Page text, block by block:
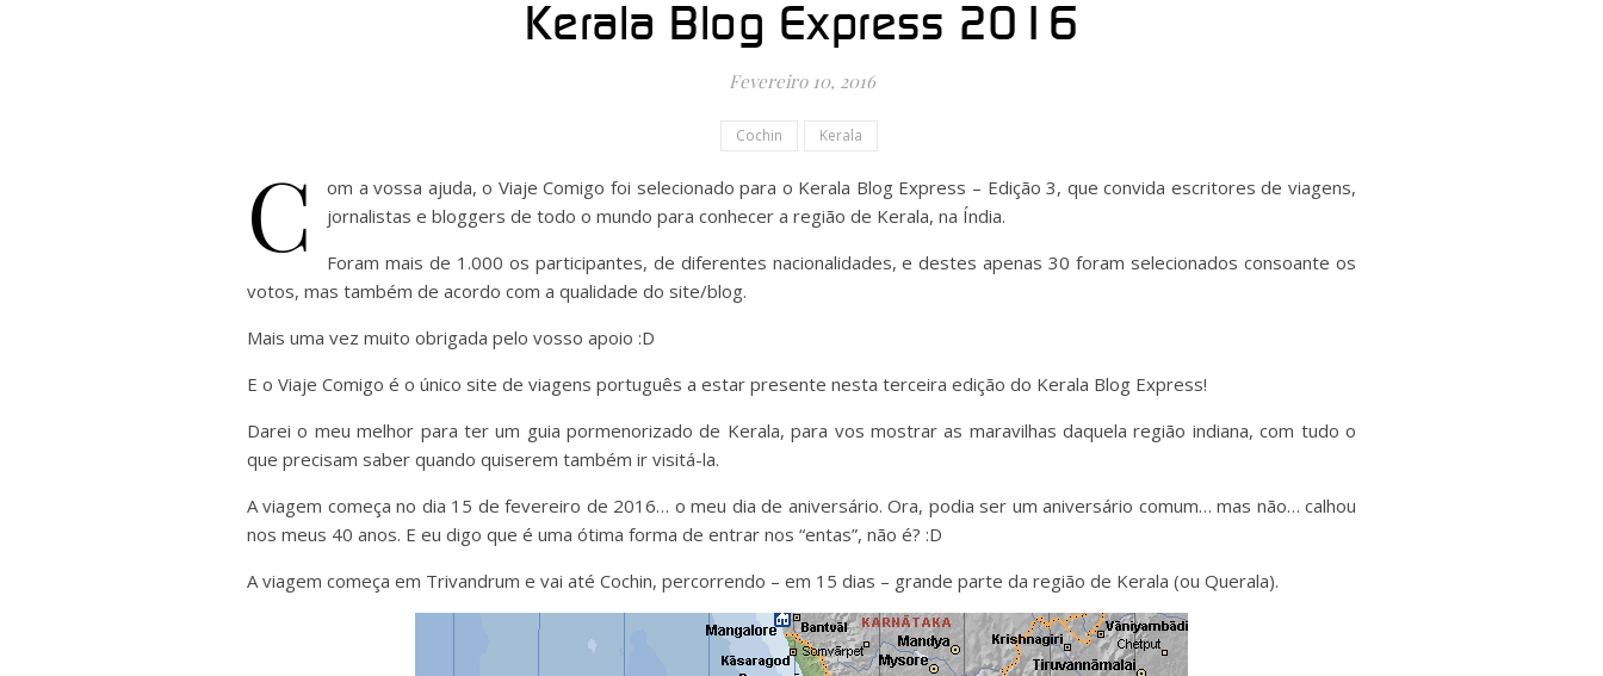
Kerala Blog Express 2016
Fevereiro 10, 2016
Cochin Kerala
C
om a vossa ajuda, o Viaje Comigo foi selecionado para o Kerala Blog Express – Edição 3, que convida escritores de viagens,
jornalistas e bloggers de todo o mundo para conhecer a região de Kerala, na Índia.
Foram mais de 1.000 os participantes, de diferentes nacionalidades, e destes apenas 30 foram selecionados consoante os
votos, mas também de acordo com a qualidade do site/blog.
Mais uma vez muito obrigada pelo vosso apoio :D
E o Viaje Comigo é o único site de viagens português a estar presente nesta terceira edição do Kerala Blog Express!
Darei o meu melhor para ter um guia pormenorizado de Kerala, para vos mostrar as maravilhas daquela região indiana, com tudo o
que precisam saber quando quiserem também ir visitá-la.
A viagem começa no dia 15 de fevereiro de 2016… o meu dia de aniversário. Ora, podia ser um aniversário comum… mas não… calhou
nos meus 40 anos. E eu digo que é uma ótima forma de entrar nos “entas”, não é? :D
A viagem começa em Trivandrum e vai até Cochin, percorrendo – em 15 dias – grande parte da região de Kerala (ou Querala).